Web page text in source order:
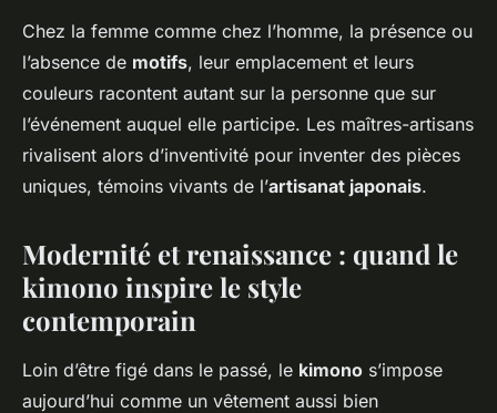
Chez la femme comme chez l’homme, la présence ou
l’absence de motifs, leur emplacement et leurs
couleurs racontent autant sur la personne que sur
l’événement auquel elle participe. Les maîtres-artisans
rivalisent alors d’inventivité pour inventer des pièces
uniques, témoins vivants de l’artisanat japonais.
Modernité et renaissance : quand le
kimono inspire le style
contemporain
Loin d’être figé dans le passé, le kimono s’impose
aujourd’hui comme un vêtement aussi bien